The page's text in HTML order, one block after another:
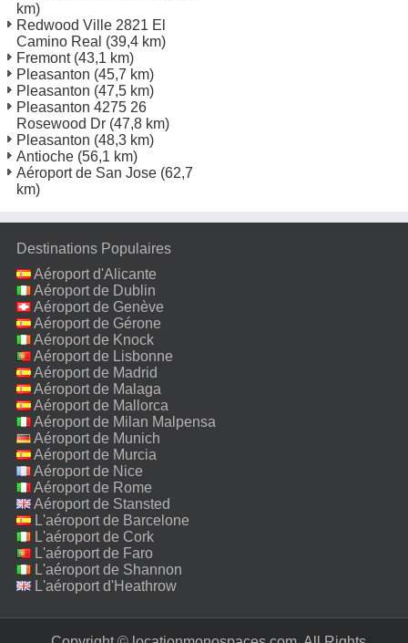
km)
Redwood Ville 2821 El
Camino Real (39,4 km)
Fremont(43,1 km)
Pleasanton (45,7 km)
Pleasanton (47,5 km)
Pleasanton 4275 26
Rosewood Dr (47,8 km)
Pleasanton (48,3 km)
Antioche (56,1 km)
Aéroport de San Jose (62,7
km)
Destinations Populaires
Aéroport d'Alicante
Aéroport de Dublin
Aéroport de Genève
Aéroport de Gérone
Aéroport de Knock
Aéroport de Lisbonne
Aéroport de Madrid
Aéroport de Malaga
Aéroport de Mallorca
Aéroport de Milan Malpensa
Aéroport de Munich
Aéroport de Murcia
Aéroport de Nice
Aéroport de Rome
Fiumicino
Aéroport de Stansted
L'aéroport de Barcelone
L'aéroport de Cork
L'aéroport de Faro
L'aéroport de Shannon
L'aéroport d'Heathrow